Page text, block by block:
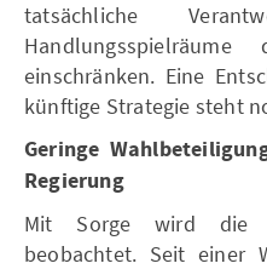
tatsächliche
einschränken. Eine
künftige Strategie steht
Geringe
Regierung
Mit Sorge wird die
beobachtet. Seit einer